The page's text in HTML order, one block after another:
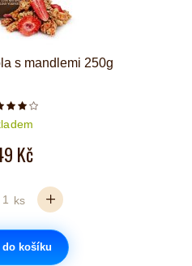
s mandlemi 250g
Počet hvězdiček je 4 z 5
Kč
ks
košíku